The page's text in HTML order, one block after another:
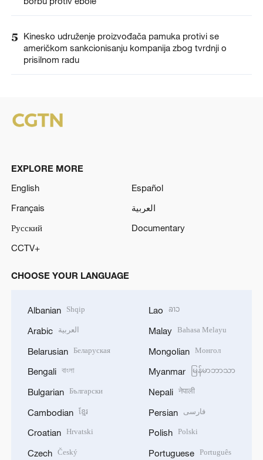
5
Kinesko udruženje proizvođača pamuka protivi se
američkom sankcionisanju kompanija zbog tvrdnji o
prisilnom radu
EXPLORE MORE
English
Español
Français
العربية
Русский
Documentary
CCTV+
CHOOSE YOUR LANGUAGE
Albanian Shqip
Arabic العربية
Belarusian Беларуская
Bengali বাংলা
Bulgarian Български
Cambodian ខ្មែរ
Croatian Hrvatski
Czech Český
Lao ລາວ
Malay Bahasa Melayu
Mongolian Монгол
Myanmar မြန်မာဘာသာ
Nepali नेपाली
Persian فارسی
Polish Polski
Portuguese Português